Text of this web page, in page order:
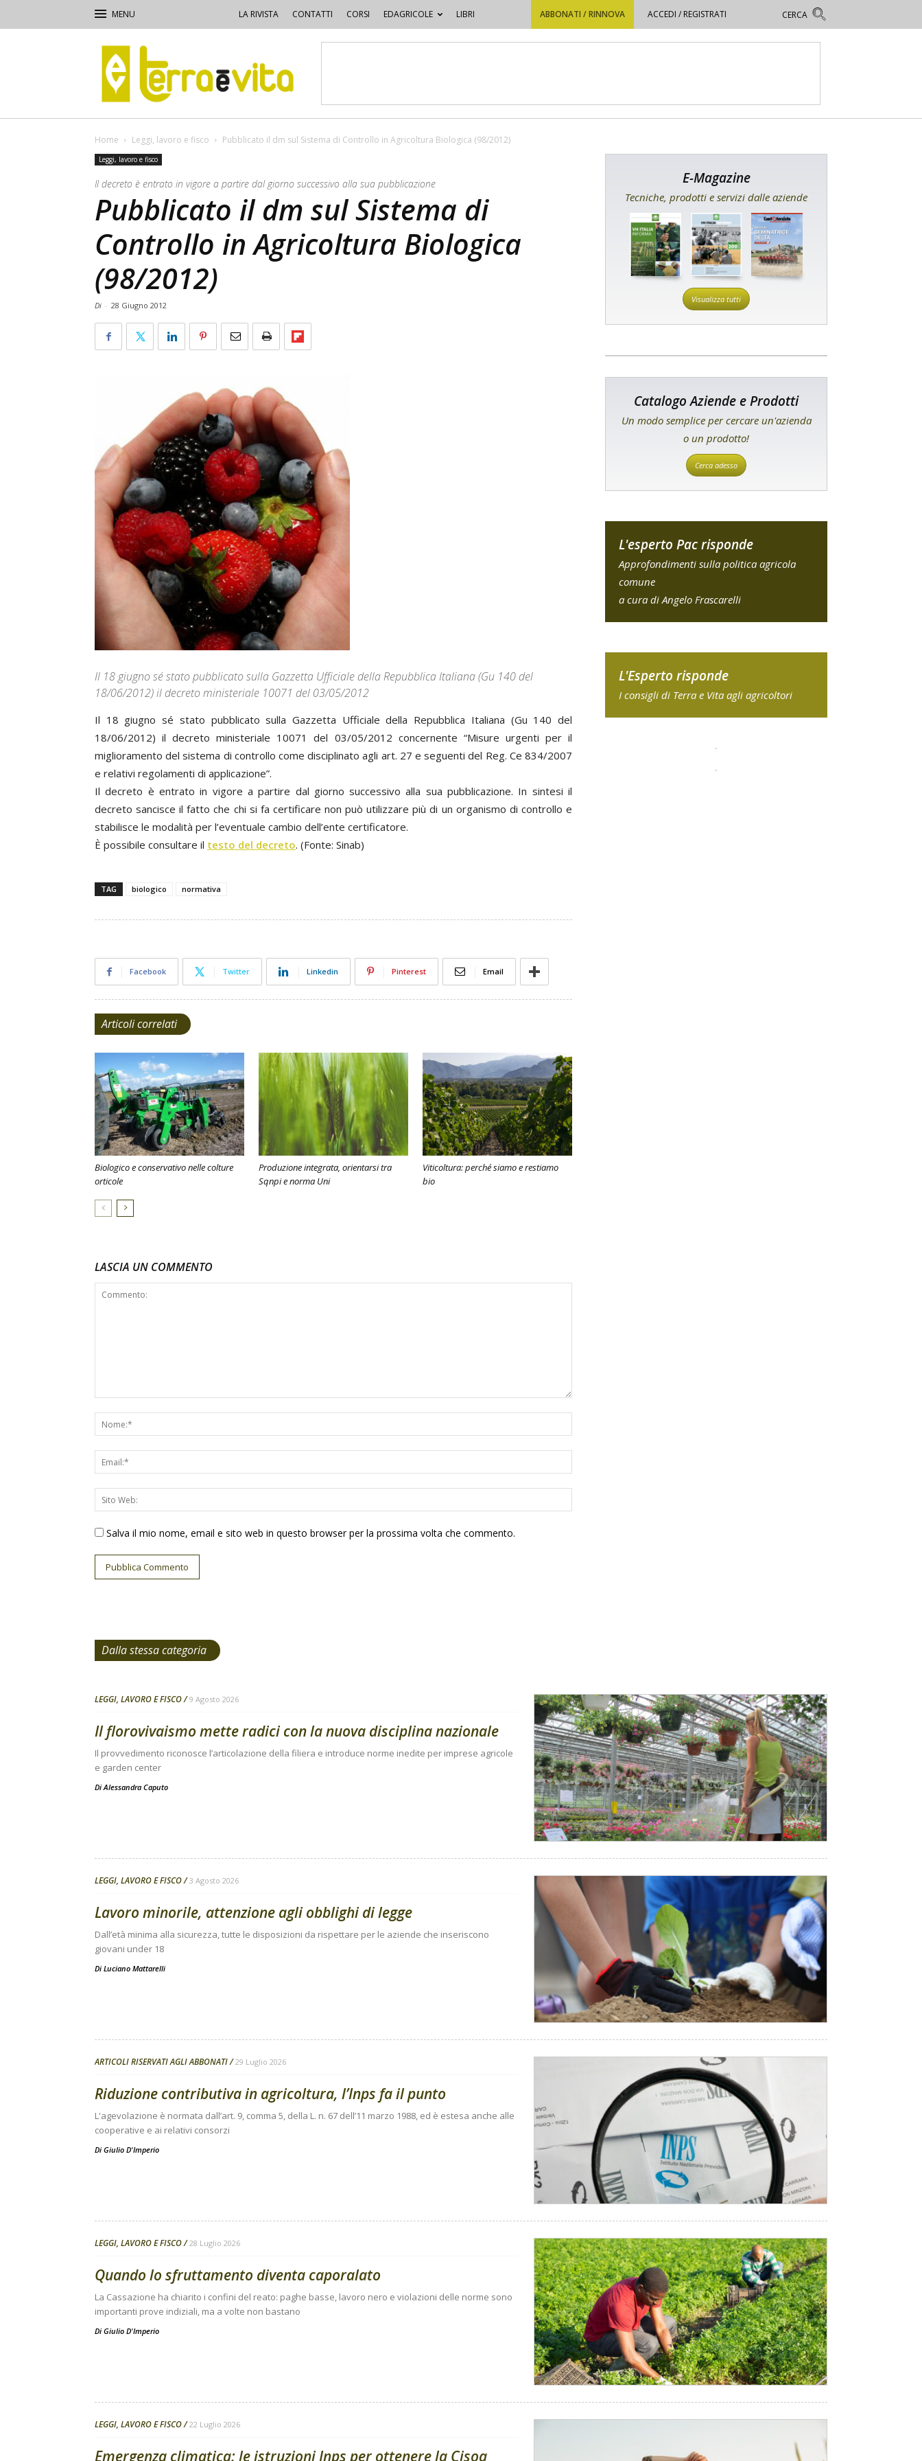
LA RIVISTA CONTATTI CORSI EDAGRICOLE LIBRI ABBONATI / RINNOVA ACCEDI / REGISTRATI
Terra
e
Vita
Home Leggi, lavoro e fisco Pubblicato il dm sul Sistema di Controllo in Agricoltura Biologica (98/2012)
Leggi, lavoro e fisco
Il decreto è entrato in vigore a partire dal giorno successivo alla sua pubblicazione
Pubblicato il dm sul Sistema di
Controllo in Agricoltura Biologica
(98/2012)
Di - 28 Giugno 2012
Il 18 giugno sé stato pubblicato sulla Gazzetta Ufficiale della Repubblica Italiana (Gu 140 del
18/06/2012) il decreto ministeriale 10071 del 03/05/2012
Il 18 giugno sé stato pubblicato sulla Gazzetta Ufficiale della Repubblica Italiana (Gu 140 del
18/06/2012) il decreto ministeriale 10071 del 03/05/2012 concernente “Misure urgenti per il
miglioramento del sistema di controllo come disciplinato agli art. 27 e seguenti del Reg. Ce 834/2007
e relativi regolamenti di applicazione”.
Il decreto è entrato in vigore a partire dal giorno successivo alla sua pubblicazione. In sintesi il
decreto sancisce il fatto che chi si fa certificare non può utilizzare più di un organismo di controllo e
stabilisce le modalità per l’eventuale cambio dell’ente certificatore.
È possibile consultare il testo del decreto. (Fonte: Sinab)
TAG biologico normativa
Facebook Twitter Linkedin Pinterest Email
Articoli correlati
Biologico e conservativo nelle colture
orticole
Produzione integrata, orientarsi tra
Sqnpi e norma Uni
Viticoltura: perché siamo e restiamo
bio
LASCIA UN COMMENTO
Salva il mio nome, email e sito web in questo browser per la prossima volta che commento.
E-Magazine
Tecniche, prodotti e servizi dalle aziende
Visualizza tutti
Catalogo Aziende e Prodotti
Un modo semplice per cercare un'azienda
o un prodotto!
Cerca adesso
L'esperto Pac risponde
Approfondimenti sulla politica agricola
comune
a cura di Angelo Frascarelli
L'Esperto risponde
I consigli di Terra e Vita agli agricoltori
Dalla stessa categoria
LEGGI, LAVORO E FISCO 9 Agosto 2026
Il florovivaismo mette radici con la nuova disciplina nazionale
Il provvedimento riconosce l’articolazione della filiera e introduce norme inedite per imprese agricole
e garden center
DiAlessandra Caputo
LEGGI, LAVORO E FISCO 3 Agosto 2026
Lavoro minorile, attenzione agli obblighi di legge
Dall’età minima alla sicurezza, tutte le disposizioni da rispettare per le aziende che inseriscono
giovani under 18
Di Luciano Mattarelli
ARTICOLI RISERVATI AGLI ABBONATI 29 Luglio 2026
Riduzione contributiva in agricoltura, l’Inps fa il punto
L'agevolazione è normata dall’art. 9, comma 5, della L. n. 67 dell’11 marzo 1988, ed è estesa anche alle
cooperative e ai relativi consorzi
Di Giulio D'Imperio
LEGGI, LAVORO E FISCO 28 Luglio 2026
Quando lo sfruttamento diventa caporalato
La Cassazione ha chiarito i confini del reato: paghe basse, lavoro nero e violazioni delle norme sono
importanti prove indiziali, ma a volte non bastano
Di Giulio D'Imperio
LEGGI, LAVORO E FISCO 22 Luglio 2026
Emergenza climatica: le istruzioni Inps per ottenere la Cisoa